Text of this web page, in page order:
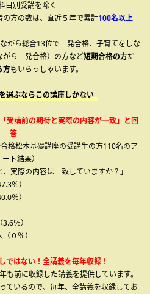
目別受講を除く
方の数は、直近５年で累計100名以上
がら総合13位で一発合格、子育てをしな
ら一発合格）の方など短期合格の方だ
方もいらっしゃいます。
選ぶならこの講座しかない
受講前の期待と実際の内容が一致」と回
答
格松本基礎講座の受講生の方110名のア
ート結果）
実際の内容は一致していますか？」
％）
％）
％）
０％）
ではない！全講義を毎年収録！
前に収録した講義を提供しています。
ているので、毎年、全講義を収録してお